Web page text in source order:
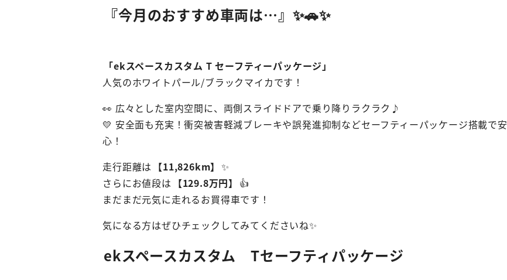
『今月のおすすめ車両は…』✨🚗✨
「ekスペースカスタム T セーフティーパッケージ」
人気のホワイトパール/ブラックマイカです！
👀 広々とした室内空間に、両側スライドドアで乗り降りラクラク♪
💛 安全面も充実！衝突被害軽減ブレーキや誤発進抑制などセーフティーパッケージ搭載で安
心！
走行距離は 【11,826km】 ✨
さらにお値段は 【129.8万円】 👍
まだまだ元気に走れるお買得車です！
気になる方はぜひチェックしてみてくださいね✨
ekスペースカスタム Tセーフティパッケージ